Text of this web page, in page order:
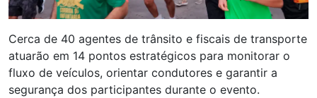
Cerca de 40 agentes de trânsito e fiscais de transporte
atuarão em 14 pontos estratégicos para monitorar o
fluxo de veículos, orientar condutores e garantir a
segurança dos participantes durante o evento.